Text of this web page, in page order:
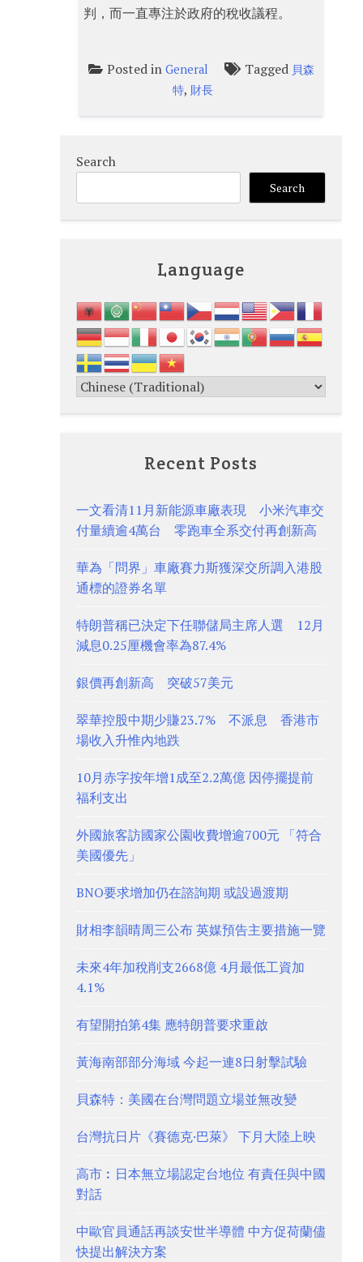
判，而一直專注於政府的稅收議程。
Posted in General Tagged 貝森
特, 財長
Search
Search
Language
Recent Posts
一文看清11月新能源車廠表現 小米汽車交
付量續逾4萬台 零跑車全系交付再創新高
華為「問界」車廠賽力斯獲深交所調入港股
通標的證券名單
特朗普稱已決定下任聯儲局主席人選 12月
減息0.25厘機會率為87.4%
銀價再創新高 突破57美元
翠華控股中期少賺23.7% 不派息 香港市
場收入升惟內地跌
10月赤字按年增1成至2.2萬億 因停擺提前
福利支出
外國旅客訪國家公園收費增逾700元 「符合
美國優先」
BNO要求增加仍在諮詢期 或設過渡期
財相李韻晴周三公布 英媒預告主要措施一覽
未來4年加稅削支2668億 4月最低工資加
4.1%
有望開拍第4集 應特朗普要求重啟
黃海南部部分海域 今起一連8日射擊試驗
貝森特：美國在台灣問題立場並無改變
台灣抗日片《賽德克·巴萊》 下月大陸上映
高市︰日本無立場認定台地位 有責任與中國
對話
中歐官員通話再談安世半導體 中方促荷蘭儘
快提出解決方案